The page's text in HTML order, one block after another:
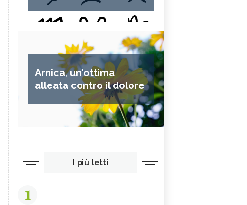
Arnica, un'ottima
alleata contro il dolore
I più letti
1